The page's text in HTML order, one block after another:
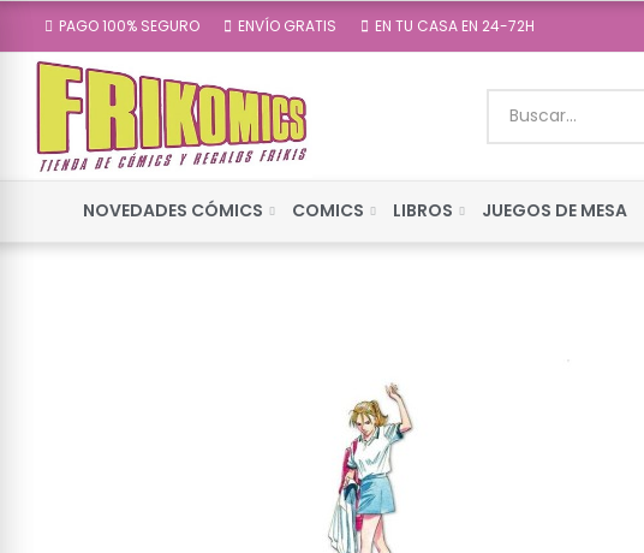
PAGO 100% SEGURO ENVÍO GRATIS EN TU CASA EN 24-72H
NOVEDADES CÓMICS COMICS LIBROS JUEGOS DE MESA